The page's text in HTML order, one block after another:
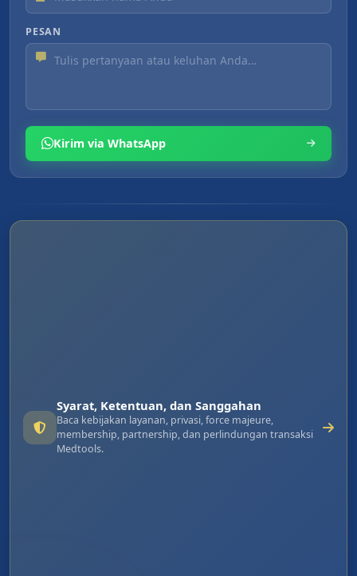
PESAN
Kirim via WhatsApp
Syarat, Ketentuan, dan Sanggahan
Baca kebijakan layanan, privasi, force majeure,
membership, partnership, dan perlindungan transaksi
Medtools.